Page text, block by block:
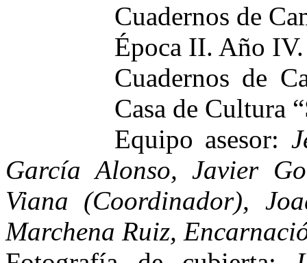
Cuadernos de
Época II. Año
Cuadernos de
Casa de Cultura
Equipo asesor:
García Alonso, Javier
Viana (Coordinador),
Marchena Ruiz,